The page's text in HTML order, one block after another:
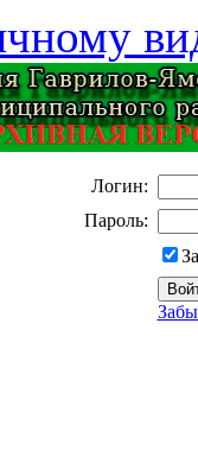
Логин:
Пароль: